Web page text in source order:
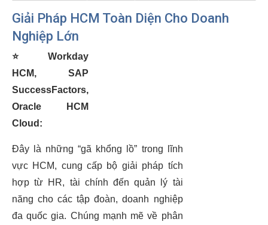
Giải Pháp HCM Toàn Diện Cho Doanh
Nghiệp Lớn
⭐
Workday
HCM, SAP
SuccessFactors,
Oracle HCM
Cloud:
Đây là những “gã khổng lồ” trong lĩnh
vực HCM, cung cấp bộ giải pháp tích
hợp từ HR, tài chính đến quản lý tài
năng cho các tập đoàn, doanh nghiệp
đa quốc gia. Chúng mạnh mẽ về phân